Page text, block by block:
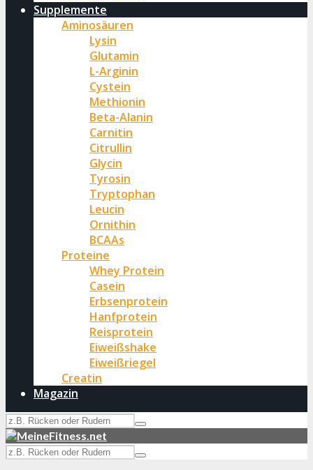
Supplemente
Aminosäuren
Lysin
Glutamin
L-Arginin
Cystein
Methionin
Beta-Alanin
Carnitin
Citrullin
Glycin
Tyrosin
Tryptophan
Leucin
Ornithin
BCAAs
Proteine
Whey Protein
Casein
Erbsenprotein
Hanfprotein
Reisprotein
Eiweißshake
Eiweißriegel
Creatin
Magazin